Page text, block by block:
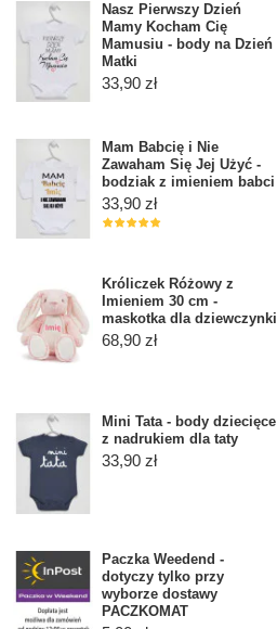
Nasz Pierwszy Dzień
Mamy Kocham Cię
Mamusiu - body na Dzień
Matki
33,90 zł
Mam Babcię i Nie
Zawaham Się Jej Użyć -
bodziak z imieniem babci
33,90 zł
Króliczek Różowy z
Imieniem 30 cm -
maskotka dla dziewczynki
68,90 zł
Mini Tata - body dziecięce
z nadrukiem dla taty
33,90 zł
Paczka Weedend -
dotyczy tylko przy
wyborze dostawy
PACZKOMAT